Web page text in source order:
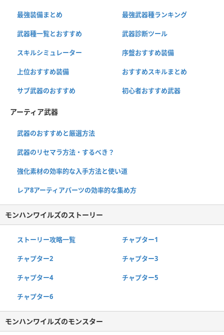
最強装備まとめ 最強武器種ランキング
武器種一覧とおすすめ 武器診断ツール
スキルシミュレーター 序盤おすすめ装備
上位おすすめ装備 おすすめスキルまとめ
サブ武器のおすすめ 初心者おすすめ武器
アーティア武器
武器のおすすめと厳選方法
武器のリセマラ方法・するべき？
強化素材の効率的な入手方法と使い道
レア8アーティアパーツの効率的な集め方
モンハンワイルズのストーリー
ストーリー攻略一覧 チャプター1
チャプター2 チャプター3
チャプター4 チャプター5
チャプター6
モンハンワイルズのモンスター